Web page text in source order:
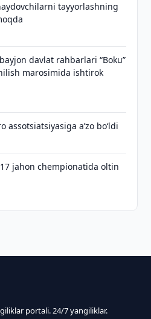
tayyorlashning
davlat rahbarlari “Boku”
marosimida ishtirok
assotsiatsiyasiga aʼzo bo‘ldi
jahon chempionatida oltin
portali. 24/7 yangiliklar.